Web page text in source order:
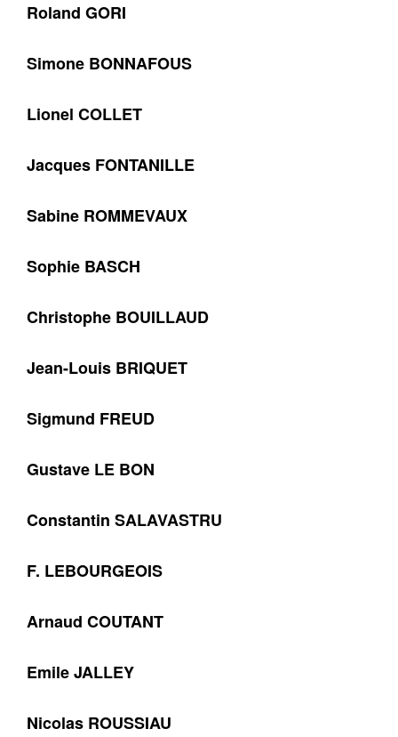
Roland GORI
Simone BONNAFOUS
Lionel COLLET
Jacques FONTANILLE
Sabine ROMMEVAUX
Sophie BASCH
Christophe BOUILLAUD
Jean-Louis BRIQUET
Sigmund FREUD
Gustave LE BON
Constantin SALAVASTRU
F. LEBOURGEOIS
Arnaud COUTANT
Emile JALLEY
Nicolas ROUSSIAU